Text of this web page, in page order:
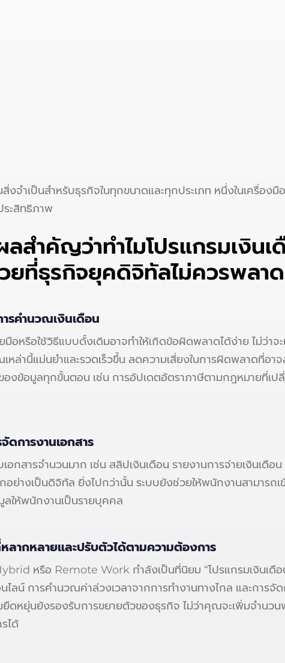
งจำเป็นสำหรับธุรกิจในทุกขนาดและทุกประเภท หนึ่งในเครื่อ
ะสิทธิภาพ
ลสำคัญว่าทำไมโปรแกรมเงินเ
ยที่ธุรกิจยุคดิจิทัลไม่ควรพลาด
รคำนวณเงินเดือน
อหรือใช้วิธีแบบดั้งเดิมอาจทำให้เกิดข้อผิดพลาดได้ง่าย ไม่ว่
เหล่านี้แม่นยำและรวดเร็วขึ้น ลดความเสี่ยงในการผิดพลาดที่
ข้อมูลทุกขั้นตอน เช่น การอัปเดตอัตราภาษีตามกฎหมายที่เปลี่
ดการงานเอกสาร
กสารจำนวนมาก เช่น สลิปเงินเดือน รายงานการจ่ายเงินเดื
กอย่างเป็นดิจิทัล ยิ่งไปกว่านั้น ระบบยังช่วยให้พนักงานสามา
ให้พนักงานเป็นรายบุคคล
ลากหลายและปรับตัวได้ตามความต้องการ
หรือ Remote Work กำลังเป็นที่นิยม “โปรแกรมเงินเ
ไลน์ การคำนวณค่าล่วงเวลาจากการทำงานทางไกล และการ
ดหยุ่นยังรองรับการขยายตัวของธุรกิจ ไม่ว่าคุณจะเพิ่มจำนว
ได้